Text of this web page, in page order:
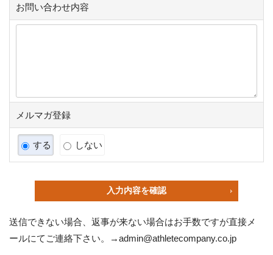
お問い合わせ内容
メルマガ登録
する しない
入力内容を確認
送信できない場合、返事が来ない場合はお手数ですが直接メ
ールにてご連絡下さい。→admin@athletecompany.co.jp